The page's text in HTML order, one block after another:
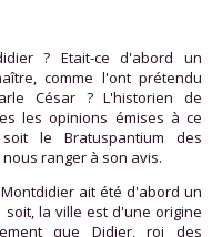
? Etait-ce d'abord un
comme l'ont prétendu
César ? L'historien de
les opinions émises à ce
le Bratuspantium des
ranger à son avis.
ait été d'abord un
la ville est d'une origine
que Didier, roi des